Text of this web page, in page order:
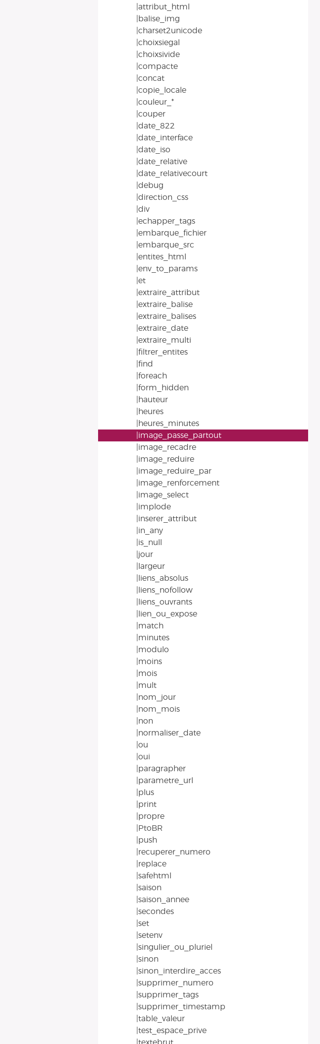
|attribut_html
|balise_img
|charset2unicode
|choixsiegal
|choixsivide
|compacte
|concat
|copie_locale
|couleur_*
|couper
|date_822
|date_interface
|date_iso
|date_relative
|date_relativecourt
|debug
|direction_css
|div
|echapper_tags
|embarque_fichier
|embarque_src
|entites_html
|env_to_params
|et
|extraire_attribut
|extraire_balise
|extraire_balises
|extraire_date
|extraire_multi
|filtrer_entites
|find
|foreach
|form_hidden
|hauteur
|heures
|heures_minutes
|image_passe_partout
|image_recadre
|image_reduire
|image_reduire_par
|image_renforcement
|image_select
|implode
|inserer_attribut
|in_any
|is_null
|jour
|largeur
|liens_absolus
|liens_nofollow
|liens_ouvrants
|lien_ou_expose
|match
|minutes
|modulo
|moins
|mois
|mult
|nom_jour
|nom_mois
|non
|normaliser_date
|ou
|oui
|paragrapher
|parametre_url
|plus
|print
|propre
|PtoBR
|push
|recuperer_numero
|replace
|safehtml
|saison
|saison_annee
|secondes
|set
|setenv
|singulier_ou_pluriel
|sinon
|sinon_interdire_acces
|supprimer_numero
|supprimer_tags
|supprimer_timestamp
|table_valeur
|test_espace_prive